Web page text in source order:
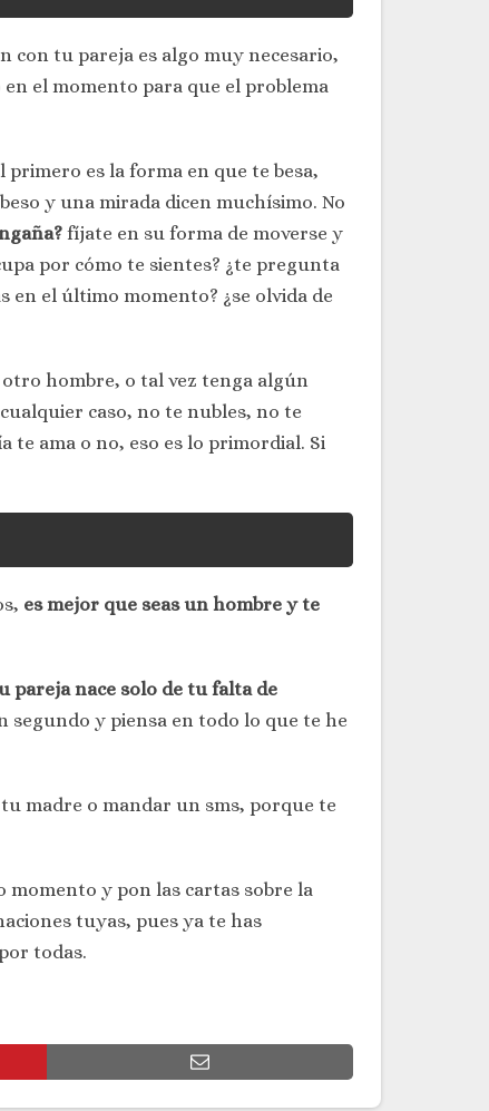
con tu pareja es algo muy necesario,
el momento para que el problema
es la forma en que te besa,
y una mirada dicen muchísimo. No
fíjate en su forma de moverse y
por cómo te sientes? ¿te pregunta
en el último momento? ¿se olvida de
hombre, o tal vez tenga algún
caso, no te nubles, no te
te ama o no, eso es lo primordial. Si
es mejor que seas un hombre y te
pareja nace solo de tu falta de
segundo y piensa en todo lo que te he
madre o mandar un sms, porque te
momento y pon las cartas sobre la
tuyas, pues ya te has
todas.